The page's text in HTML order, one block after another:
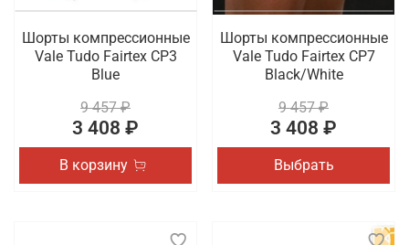
Шорты компрессионные
Vale Tudo Fairtex CP3
Blue
9 457 ₽
3 408 ₽
В корзину
Шорты компрессионные
Vale Tudo Fairtex CP7
Black/White
9 457 ₽
3 408 ₽
Выбрать